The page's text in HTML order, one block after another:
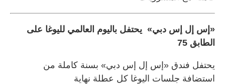
«إس إل إس دبي» يحتفل باليوم العالمي لليوغا على
الطابق 75
يحتفل فندق «إس إل إس دبي» بسنة كاملة من
استضافة جلسات اليوغا كل عطلة نهاية